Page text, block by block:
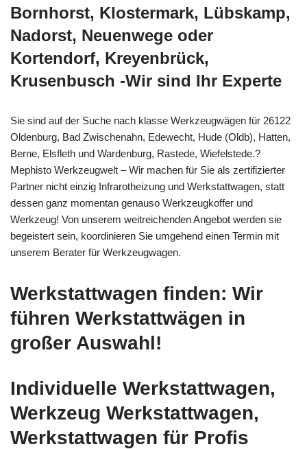
Bornhorst, Klostermark, Lübskamp,
Nadorst, Neuenwege oder
Kortendorf, Kreyenbrück,
Krusenbusch -Wir sind Ihr Experte
Sie sind auf der Suche nach klasse Werkzeugwägen für 26122
Oldenburg, Bad Zwischenahn, Edewecht, Hude (Oldb), Hatten,
Berne, Elsfleth und Wardenburg, Rastede, Wiefelstede.?
Mephisto Werkzeugwelt – Wir machen für Sie als zertifizierter
Partner nicht einzig Infrarotheizung und Werkstattwagen, statt
dessen ganz momentan genauso Werkzeugkoffer und
Werkzeug! Von unserem weitreichenden Angebot werden sie
begeistert sein, koordinieren Sie umgehend einen Termin mit
unserem Berater für Werkzeugwagen.
Werkstattwagen finden: Wir
führen Werkstattwägen in
großer Auswahl!
Individuelle Werkstattwagen,
Werkzeug Werkstattwagen,
Werkstattwagen für Profis